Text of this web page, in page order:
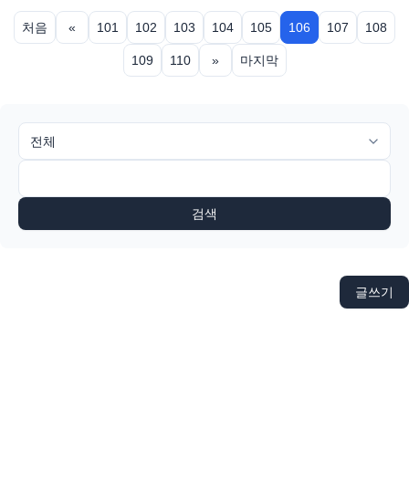
처음 « 101 102 103 104 105 106 107 108
109 110 » 마지막
검색
글쓰기